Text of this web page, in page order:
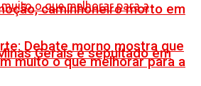
caminhoneiro morto em
Gerais é sepultado em
Debate morno mostra que
muito o que melhorar para a